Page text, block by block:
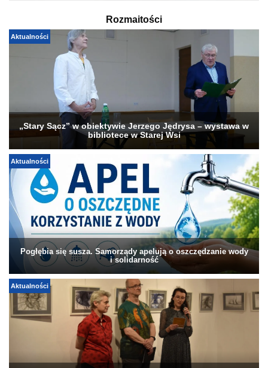
Rozmaitości
Aktualności
„Stary Sącz” w obiektywie Jerzego Jędrysa – wystawa w
bibliotece w Starej Wsi
Aktualności
Pogłębia się susza. Samorządy apelują o oszczędzanie wody
i solidarność
Aktualności